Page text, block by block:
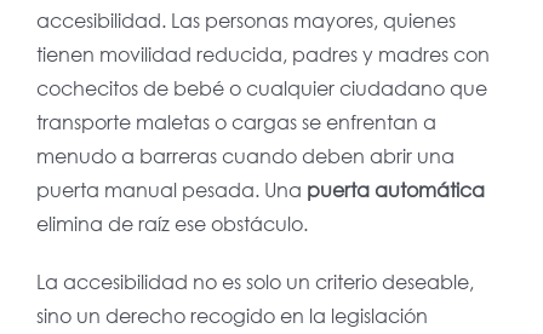
accesibilidad. Las personas mayores, quienes
tienen movilidad reducida, padres y madres con
cochecitos de bebé o cualquier ciudadano que
transporte maletas o cargas se enfrentan a
menudo a barreras cuando deben abrir una
puerta manual pesada. Una puerta automática
elimina de raíz ese obstáculo.
La accesibilidad no es solo un criterio deseable,
sino un derecho recogido en la legislación